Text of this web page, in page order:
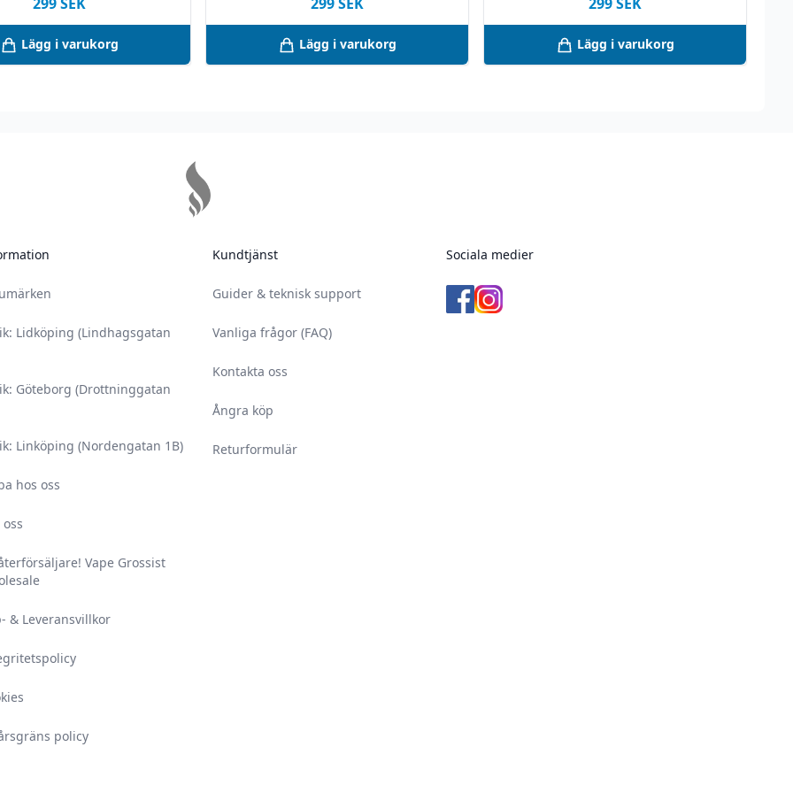
misstänker att ditt
Lägg i varukorg Lägg i varukorg Lägg i varukorg
Lidköping (Lindhagsgatan
Göteborg (Drottninggatan
Linköping (Nordengatan 1B)
hos oss
Vape Grossist
& Leveransvillkor
policy
Kundtjänst
Guider & teknisk support
Vanliga frågor (FAQ)
Kontakta oss
Ångra köp
Returformulär
Sociala medier